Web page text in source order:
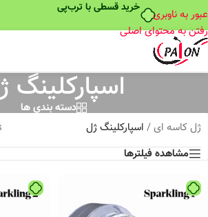
خرید قسطی با ترب‌پی
عبور به ناوبری
رفتن به محتوای اصلی
اسپارکلینگ
دسته بندی ها
ژل کاسه ای/ اسپارکلینگ ژل
مشاهده فیلترها